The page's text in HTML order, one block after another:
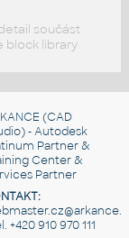
součást
block library
(CAD
- Autodesk
Partner &
Center &
Partner
+420 910 970 111